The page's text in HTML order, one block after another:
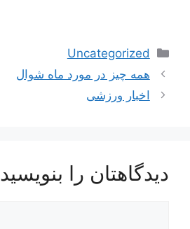
دسته‌ها
Uncategorized
ناوبری
نوشته‌ها
همه چیز در مورد ماه شوال
اخبار ورزشی
دیدگاهتان را بنویسید